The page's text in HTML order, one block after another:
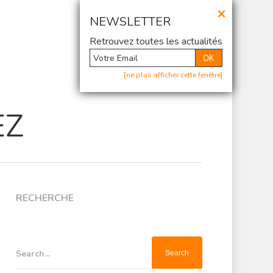
×
NEWSLETTER
Retrouvez toutes les actualités
OK
[ne plus afficher cette fenêtre]
@ Newsletter
RECHERCHE
Search...